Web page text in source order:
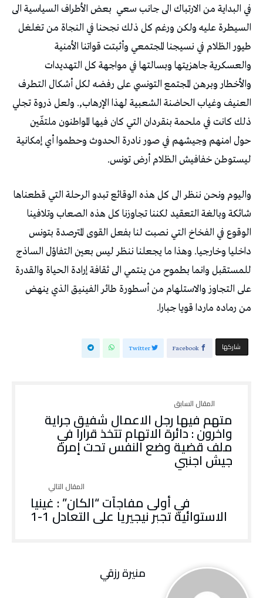
في البداية من الارتباك الى جانب سعي بعض الأطراف السياسية الى
السيطرة عليه ولكن ورغم كل ذلك نجحنا في النجاة من تغلغل
طيور الظلام في نسيجنا المجتمعي وأثبتت قواتنا الأمنية
والعسكرية جاهزيتها وبسالتها في مواجهة كل التهديدات
والأخطار وبرهن المجتمع التونسي على رفضه لكل أشكال التطرف
العنيف وغياب الحاضنة الشعبية لهذا الإرهاب,. ولعل ذروة تجلي
ذلك كانت في ملحمة بنقردان التي كان فيها المواطنون ملتفّين
حول امنهم وجيشهم في صور نادرة الحدوث وحطموا أي إمكانية
ليستوطن خفافيش الظلام أرض تونس.
واليوم ونحن ننظر الى كل هذه الوقائع تبدو الرحلة التي قطعناها
شائكة وبالغة التعقيد لكننا تجاوزنا كل هذه الصعاب وتلافينا
الوقوع في الفخاخ التي نصبت لنا بفعل القوى المترصدة بتونس
داخليا وخارجيا. وهذا ما يجعلنا ننظر ليس بعين التفاؤل الساذج
للمستقبل وانما بطموح من ينتمي الى ثقافة إرادة الحياة والقدرة
على التجاوز والاستلهام من أسطورة طائر الفينيق الذي ينهض
من رماده ماردا قويا جبارا.
‫‫ شاركها‬ Facebook
Twitter
متهم فيها رجل الاعمال شفيق جراية
واخرون : دائرة الاتهام تتخذ قرارا في
ملف قضية وضع النفس تحت إمرة
جيش اجنبي
في أولى مفاجآت “الكان” : غينيا
الاستوائية تجبر نيجيريا على التعادل 1-1
منيرة‭ ‬رزقي